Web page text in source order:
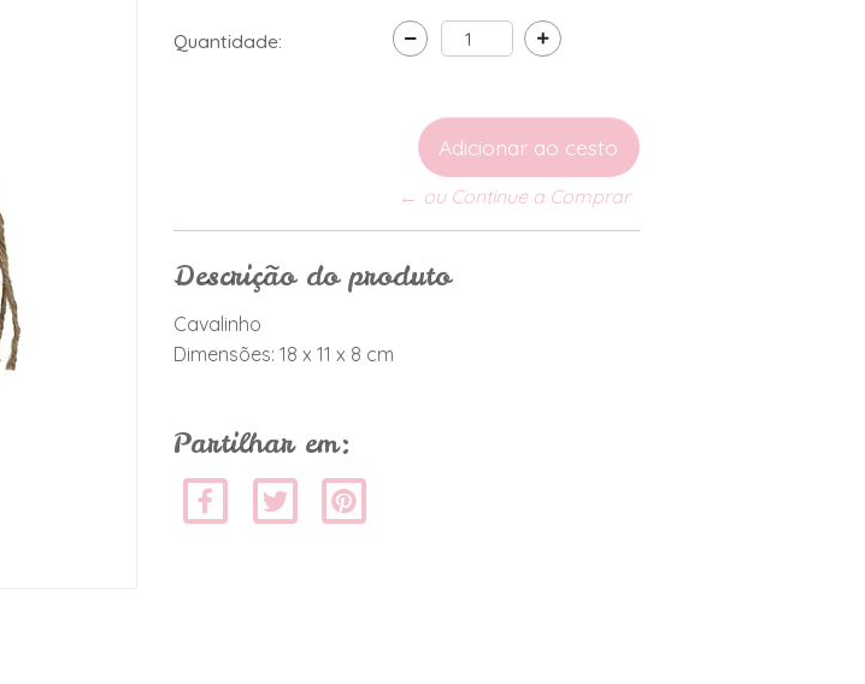
Quantidade:
← ou Continue a Comprar
Descrição do produto
Cavalinho
Dimensões: 18 x 11 x 8 cm
Partilhar em: